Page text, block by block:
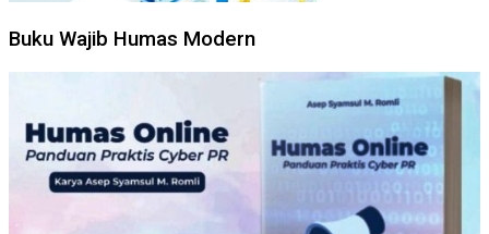
Buku Wajib Humas Modern